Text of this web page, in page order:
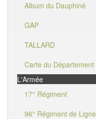
Album du Dauphiné
GAP
TALLARD
Carte du Département
L'Armée
17° Régiment
96° Régiment de Ligne